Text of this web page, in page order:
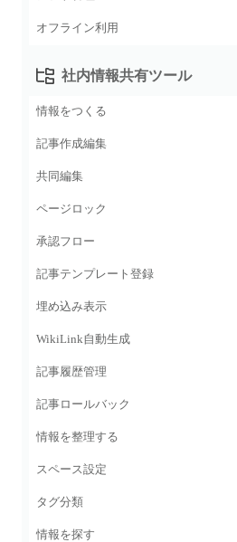
オフライン利用
社内情報共有ツール
情報をつくる
記事作成編集
共同編集
ページロック
承認フロー
記事テンプレート登録
埋め込み表示
WikiLink自動生成
記事履歴管理
記事ロールバック
情報を整理する
スペース設定
タグ分類
情報を探す